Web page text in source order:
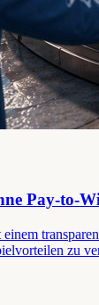
Pay-to-
zu